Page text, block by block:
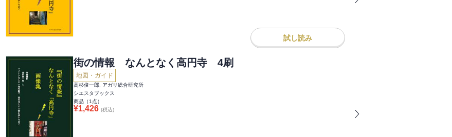
試し読み
街の情報 なんとなく高円寺 4刷
地図・ガイド
高杉俊一郎, アガリ総合研究所
シエスタブックス
商品（1 点）
¥1,426 (税込)